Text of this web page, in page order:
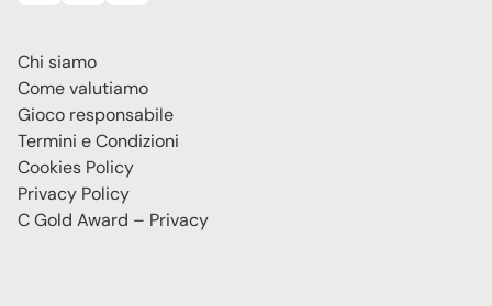
Chi siamo
Come valutiamo
Gioco responsabile
Termini e Condizioni
Cookies Policy
Privacy Policy
C Gold Award – Privacy